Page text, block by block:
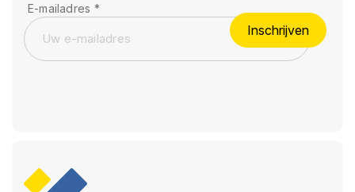
E-mailadres *
Inschrijven